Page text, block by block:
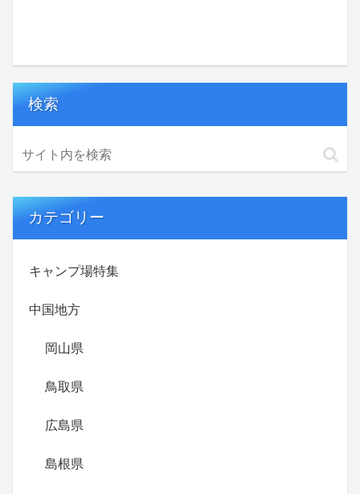
検索
カテゴリー
キャンプ場特集
中国地方
岡山県
鳥取県
広島県
島根県